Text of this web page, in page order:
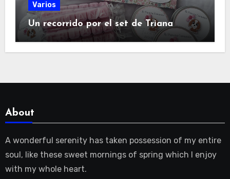
Varios
Un recorrido por el set de Triana
About
A wonderful serenity has taken possession of my entire
soul, like these sweet mornings of spring which I enjoy
with my whole heart.